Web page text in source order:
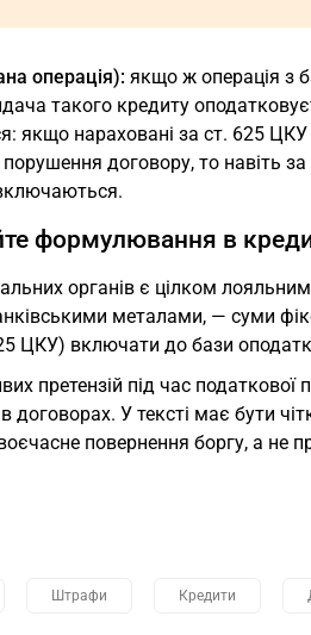
операція): якщо ж операція з
такого кредиту
якщо нараховані за ст. 625
договору, то навіть
формулювання в
органів є цілком
металами, — суми
ЦКУ) включати до бази
претензій під час
договорах. У тексті має бути
повернення боргу, а
Штрафи Кредити